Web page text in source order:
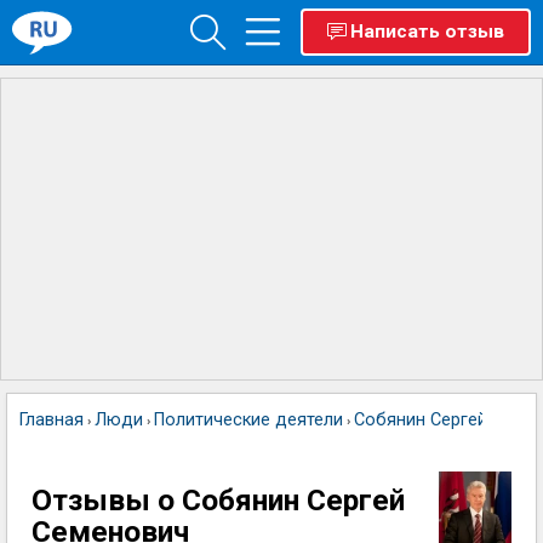
Написать отзыв
Главная › Люди › Политические деятели › Собянин Сергей
Отзывы о Собянин Сергей
Семенович